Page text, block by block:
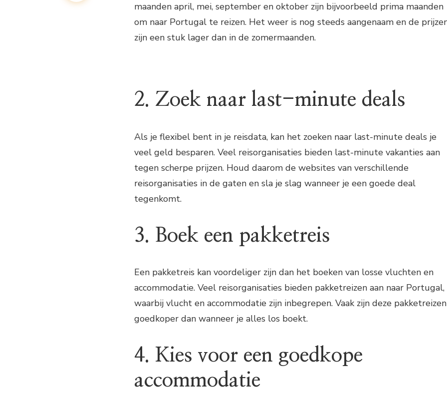
maanden april, mei, september en oktober zijn bijvoorbeeld prima maanden
om naar Portugal te reizen. Het weer is nog steeds aangenaam en de
zijn een stuk lager dan in de zomermaanden.
2. Zoek naar last-minute deals
Als je flexibel bent in je reisdata, kan het zoeken naar last-minute deals je
veel geld besparen. Veel reisorganisaties bieden last-minute vakanties aan
tegen scherpe prijzen. Houd daarom de websites van verschillende
reisorganisaties in de gaten en sla je slag wanneer je een goede deal
tegenkomt.
3. Boek een pakketreis
Een pakketreis kan voordeliger zijn dan het boeken van losse vluchten en
accommodatie. Veel reisorganisaties bieden pakketreizen aan naar Portugal,
waarbij vlucht en accommodatie zijn inbegrepen. Vaak zijn deze pakketreizen
goedkoper dan wanneer je alles los boekt.
4. Kies voor een goedkope
accommodatie